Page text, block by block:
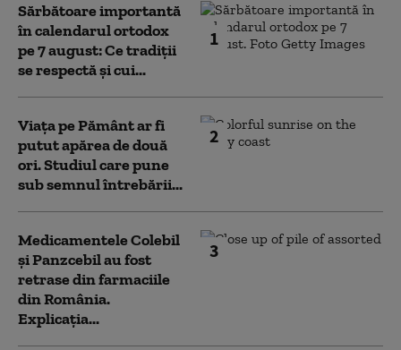
1
Sărbătoare importantă
în calendarul ortodox
pe 7 august: Ce tradiții
se respectă și cui...
2
Viața pe Pământ ar fi
putut apărea de două
ori. Studiul care pune
sub semnul întrebării...
3
Medicamentele Colebil
și Panzcebil au fost
retrase din farmaciile
din România.
Explicația...